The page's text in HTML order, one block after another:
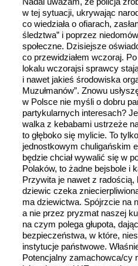
w tej sytuacji, ukrywając
co wiedziała o ofiarach,
śledztwa” i poprzez
społeczne. Dzisiejsze
co przewidziałem wczoraj.
lokalu wczorajsi sprawcy
i nawet jakieś środowiska
Muzułmanów”. Znowu
w Polsce nie myśli o dobru
partykularnych interesach?
walka z kebabami ustrzeże
to głęboko się mylicie. To
jednostkowym chuligańskim
będzie chciał wywalić się w
Polaków, to żadne bejsbole i
Przywita je nawet z radością,
dziewic czeka
ma dziewictwa. Spójrzcie na
a nie przez pryzmat naszej
na czym polega głupota,
bezpieczeństwa, w które,
instytucje państwowe.
Potencjalny zamachowca/cy